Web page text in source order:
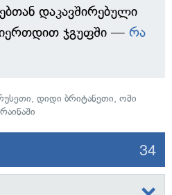
დაკავშირებული
ჯგუფში — რა
, დიდი ბრიტანეთი, ომი
34